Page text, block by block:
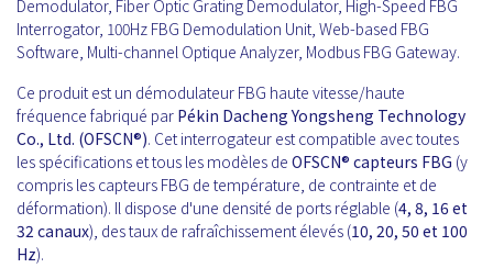
Demodulator, Fiber Optic Grating Demodulator, High-Speed FBG
Interrogator, 100Hz FBG Demodulation Unit, Web-based FBG
Software, Multi-channel Optique Analyzer, Modbus FBG Gateway.
Ce produit est un démodulateur FBG haute vitesse/haute
fréquence fabriqué par Pékin Dacheng Yongsheng Technology
Co., Ltd. (OFSCN®). Cet interrogateur est compatible avec toutes
les spécifications et tous les modèles de OFSCN® capteurs FBG (y
compris les capteurs FBG de température, de contrainte et de
déformation). Il dispose d'une densité de ports réglable (4, 8, 16 et
32 canaux), des taux de rafraîchissement élevés (10, 20, 50 et 100
Hz).